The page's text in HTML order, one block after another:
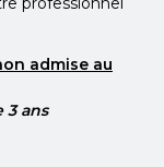
admise au
3 ans